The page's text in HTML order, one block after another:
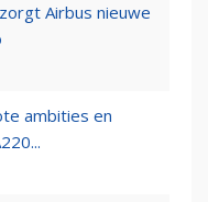
Airbus nieuwe
ambities en